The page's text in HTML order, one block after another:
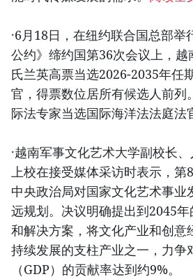
·6月18日，在纽约联合国总部
公约》缔约国第36次会议上，
氏兰英高票当选2026-2035年任
官，得票数位居所有候选人前列
际法专家当选国际海洋法法庭法
·越南军事文化艺术大学副校长
上校在接受媒体采访时表示，第
中央政治局对国家文化艺术事业
远规划。决议明确提出到2045
和解决方案，将文化产业和创意
持续发展的支柱产业之一，力争
（GDP）的贡献率达到约9%。